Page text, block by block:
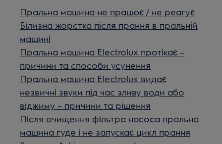
Пральна машина не працює / не реагує
Білизна жорстка після прання в пральній
машині
Пральна машина Electrolux протікає –
причини та способи усунення
Пральна машина Electrolux видає
незвичні звуки під час зливу води або
віджиму – причини та рішення
Після очищення фільтра насоса пральна
машина гуде і не запускає цикл прання